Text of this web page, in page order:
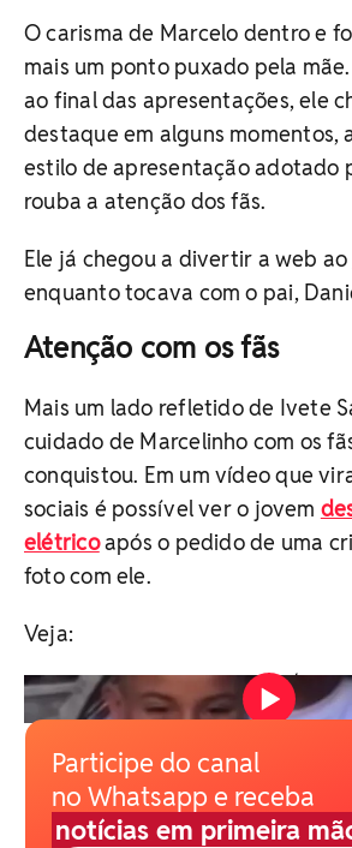
O carisma de Marcelo dentro e
mais um ponto puxado pela
ao final das apresentações, ele
destaque em alguns momentos,
estilo de apresentação adotado
rouba a atenção dos fãs.
Ele já chegou a divertir a web ao
enquanto tocava com o pai,
Atenção com os fãs
Mais um lado refletido de Ivete
cuidado de Marcelinho com os
conquistou. Em um vídeo que
sociais é possível ver o jovem
elétricoapós o pedido de uma
foto com ele.
Veja:
Vídeo: Reprodução/
Participe do canal
no Whatsapp e receba
notícias em primeira